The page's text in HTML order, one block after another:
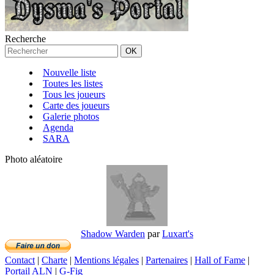
Recherche
Nouvelle liste
Toutes les listes
Tous les joueurs
Carte des joueurs
Galerie photos
Agenda
SARA
Photo aléatoire
Shadow Warden parLuxart's
Contact| Charte | Mentions légales | Partenaires | Hall of Fame |
Portail ALN | G-Fig